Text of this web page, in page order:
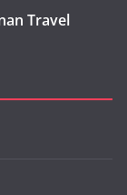
Travel